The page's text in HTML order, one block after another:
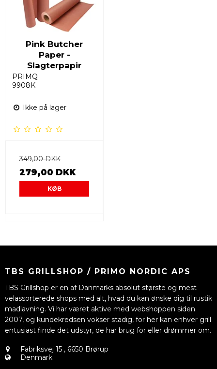
Pink Butcher
Paper -
Slagterpapir
PRIMQ
9908K
Ikke på lager
349,00 DKK
279,00 DKK
KØB
TBS GRILLSHOP / PRIMO NORDIC APS
TBS Grillshop er en af Danmarks absolut største og mest
velassorterede shops med alt, hvad du kan ønske dig til rustik
madlavning. Vi har været aktive med webshoppen siden
2007, og kundekredsen vokser stadig, for her kan enhver grill
entusiast finde det udstyr, de har brug for eller drømmer om.
Fabriksvej 15 , 6650 Brørup
Denmark